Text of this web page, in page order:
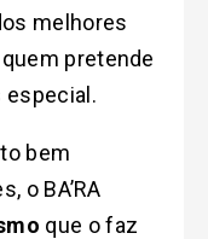
melhores
pretende
especial.
bem
o BA’RA
que o faz